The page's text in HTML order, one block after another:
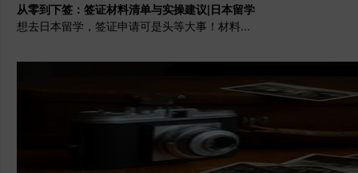
从零到下签：签证材料清单与实操建议|日本留学
想去日本留学，签证申请可是头等大事！材料...